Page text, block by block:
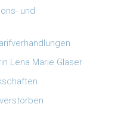
und
Lena Marie Glaser